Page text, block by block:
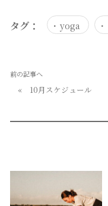
タグ： yoga
前の記事へ
« 10月スケジュール